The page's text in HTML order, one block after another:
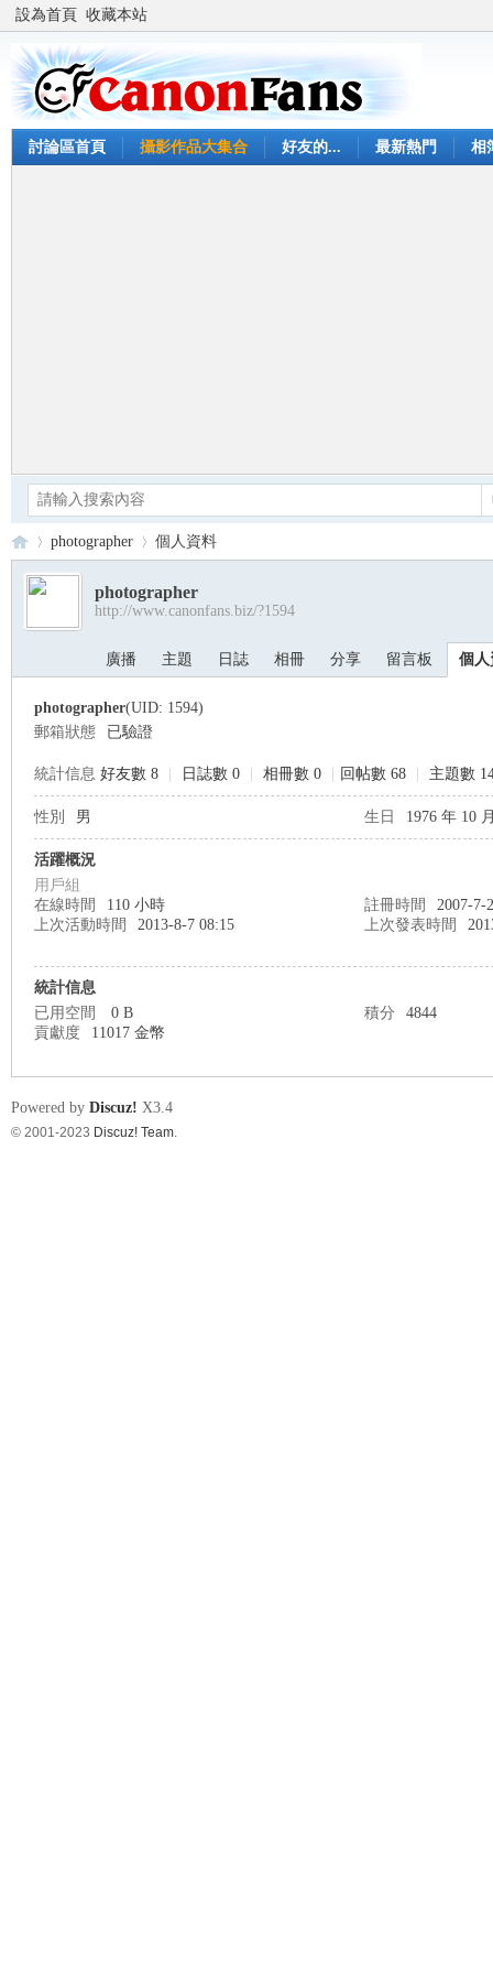
設為首頁 收藏本站
討論區首頁 攝影作品大集合 好友的... 最新熱門 相
Ca
nF
›
photographer 個人資料
photographer
http://www.canonfans.biz/?1594
廣播 主題 日誌 相冊 分享 留言板 個人
photographer(UID: 1594)
郵箱狀態
已驗證
統計信息 好友數 8 日誌數 0 相冊數 0 回帖數 68 主題數
性別 男 生日 1976 年 10
活躍概況
用戶組
在線時間
110 小時 註冊時間
2007-7-
上次活動時間
2013-8-7 08:15 上次發表時間
統計信息
已用空間
0 B 積分
4844
貢獻度
11017 金幣
Powered by Discuz! X3.4
© 2001-2023 Discuz! Team.